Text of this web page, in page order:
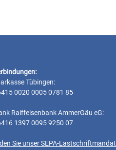
Tübingen:
0020 0005 0781 85
Raiffeisenbank AmmerGäu eG:
1397 0095 9250 07
Sie unser SEPA-Lastschriftmandat